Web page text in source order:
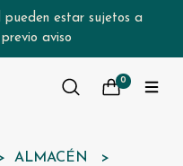
pueden estar sujetos a
aviso
0
ALMACÉN